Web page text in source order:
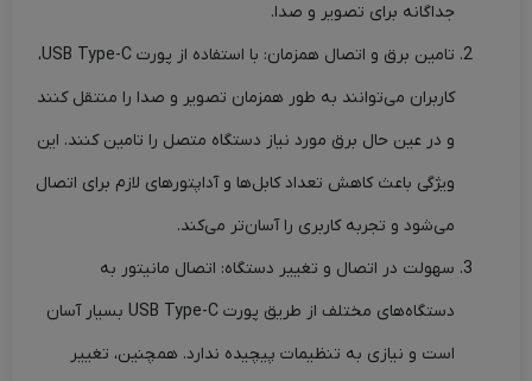
جداگانه برای تصویر و صدا.
تامین برق و اتصال همزمان: با استفاده از پورت USB Type-C،
کاربران می‌توانند به طور همزمان تصویر و صدا را منتقل کنند
و در عین حال برق مورد نیاز دستگاه متصل را تامین کنند. این
ویژگی باعث کاهش تعداد کابل‌ها و آداپتورهای لازم برای اتصال
می‌شود و تجربه کاربری را آسان‌تر می‌کند.
سهولت در اتصال و تغییر دستگاه: اتصال مانیتور به
دستگاه‌های مختلف از طریق پورت USB Type-C بسیار آسان
است و نیازی به تنظیمات پیچیده ندارد. همچنین، تغییر